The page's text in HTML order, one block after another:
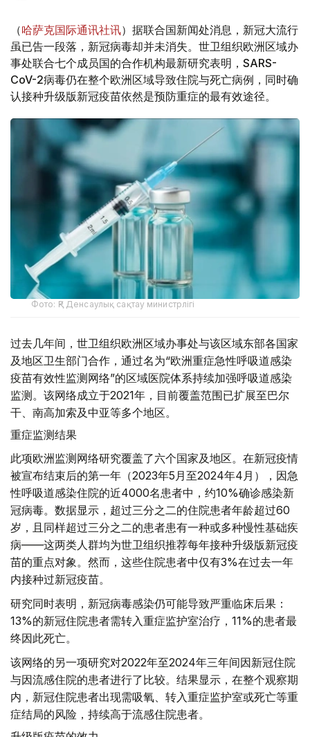
（哈萨克国际通讯社讯）据联合国新闻处消息，新冠大流行
虽已告一段落，新冠病毒却并未消失。世卫组织欧洲区域办
事处联合七个成员国的合作机构最新研究表明，SARS-
CoV-2病毒仍在整个欧洲区域导致住院与死亡病例，同时确
认接种升级版新冠疫苗依然是预防重症的最有效途径。
Фото: ҚР Денсаулық сақтау министрлігі
过去几年间，世卫组织欧洲区域办事处与该区域东部各国家
及地区卫生部门合作，通过名为“欧洲重症急性呼吸道感染
疫苗有效性监测网络”的区域医院体系持续加强呼吸道感染
监测。该网络成立于2021年，目前覆盖范围已扩展至巴尔
干、南高加索及中亚等多个地区。
重症监测结果
此项欧洲监测网络研究覆盖了六个国家及地区。在新冠疫情
被宣布结束后的第一年（2023年5月至2024年4月），因急
性呼吸道感染住院的近4000名患者中，约10%确诊感染新
冠病毒。数据显示，超过三分之二的住院患者年龄超过60
岁，且同样超过三分之二的患者患有一种或多种慢性基础疾
病——这两类人群均为世卫组织推荐每年接种升级版新冠疫
苗的重点对象。然而，这些住院患者中仅有3%在过去一年
内接种过新冠疫苗。
研究同时表明，新冠病毒感染仍可能导致严重临床后果：
13%的新冠住院患者需转入重症监护室治疗，11%的患者最
终因此死亡。
该网络的另一项研究对2022年至2024年三年间因新冠住院
与因流感住院的患者进行了比较。结果显示，在整个观察期
内，新冠住院患者出现需吸氧、转入重症监护室或死亡等重
症结局的风险，持续高于流感住院患者。